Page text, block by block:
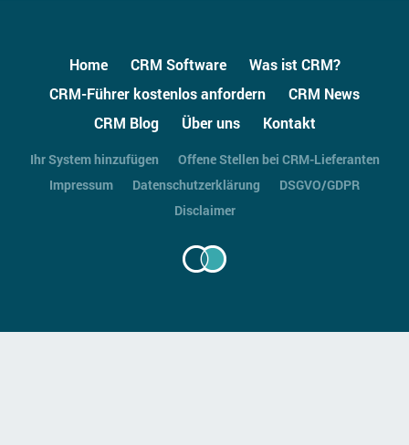
Home CRM Software
Was ist CRM?
CRM-Führer kostenlos anfordern
CRM News
CRM Blog
Über uns Kontakt
Ihr System hinzufügen
Offene Stellen bei CRM-Lieferanten
Impressum
Datenschutzerklärung
DSGVO/GDPR
Disclaimer